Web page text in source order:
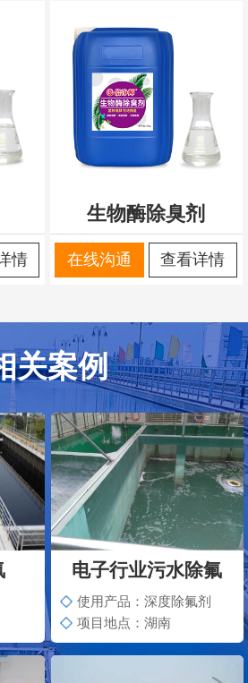
情
生物酶除臭剂
在线沟通 查看详情
关案例
电子行业污水除氟
使用产品：深度除氟剂
项目地点：湖南